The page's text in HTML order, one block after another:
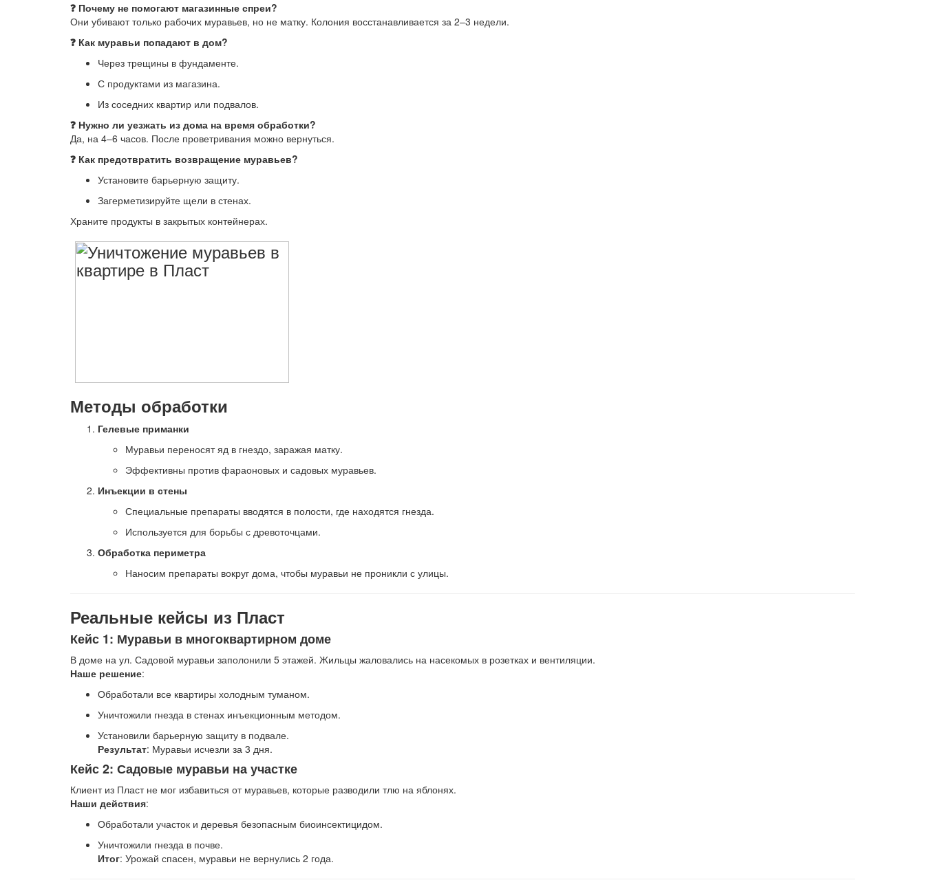
❓ Почему не помогают магазинные спреи?
Они убивают только рабочих муравьев, но не матку. Колония восстанавливается за 2–3 недели.
❓ Как муравьи попадают в дом?
Через трещины в фундаменте.
С продуктами из магазина.
Из соседних квартир или подвалов.
❓ Нужно ли уезжать из дома на время обработки?
Да, на 4–6 часов. После проветривания можно вернуться.
❓ Как предотвратить возвращение муравьев?
Установите барьерную защиту.
Загерметизируйте щели в стенах.
Храните продукты в закрытых контейнерах.
Методы обработки
Гелевые приманки
Муравьи переносят яд в гнездо, заражая матку.
Эффективны против фараоновых и садовых муравьев.
Инъекции в стены
Специальные препараты вводятся в полости, где находятся гнезда.
Используется для борьбы с древоточцами.
Обработка периметра
Наносим препараты вокруг дома, чтобы муравьи не проникли с улицы.
Реальные кейсы из Пласт
Кейс 1: Муравьи в многоквартирном доме
В доме на ул. Садовой муравьи заполонили 5 этажей. Жильцы жаловались на насекомых в розетках и вентиляции.
Наше решение:
Обработали все квартиры холодным туманом.
Уничтожили гнезда в стенах инъекционным методом.
Установили барьерную защиту в подвале.
Результат: Муравьи исчезли за 3 дня.
Кейс 2: Садовые муравьи на участке
Клиент из Пласт не мог избавиться от муравьев, которые разводили тлю на яблонях.
Наши действия:
Обработали участок и деревья безопасным биоинсектицидом.
Уничтожили гнезда в почве.
Итог: Урожай спасен, муравьи не вернулись 2 года.